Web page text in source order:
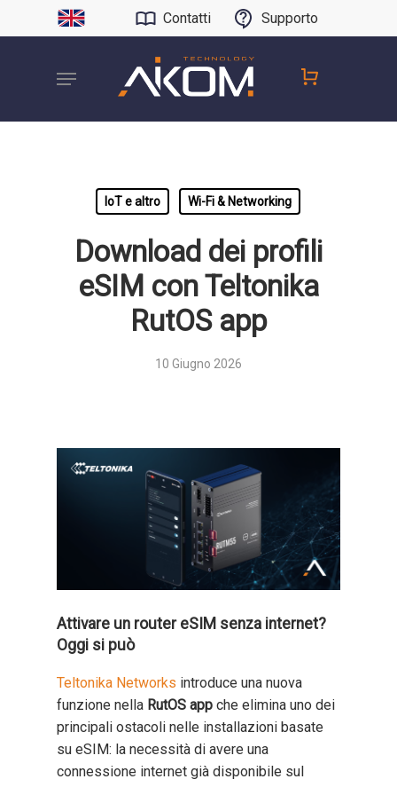
Contatti Supporto
IoT e altro Wi-Fi & Networking
Download dei profili
eSIM con Teltonika
RutOS app
10 Giugno 2026
Attivare un router eSIM senza internet?
Oggi si può
Teltonika Networks introduce una nuova
funzione nella RutOS app che elimina uno dei
principali ostacoli nelle installazioni basate
su eSIM: la necessità di avere una
connessione internet già disponibile sul